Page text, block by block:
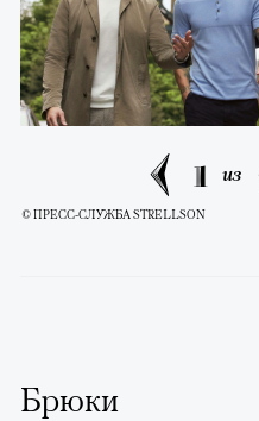
1 из
© ПРЕСС-СЛУЖБА STRELLSON
Брюки